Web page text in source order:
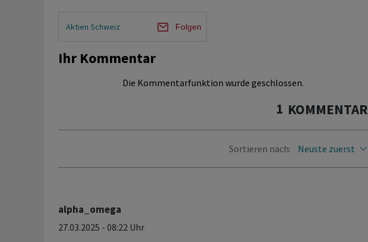
Aktien Schweiz Folgen
Ihr Kommentar
Die Kommentarfunktion wurde geschlossen.
1 KOMMENTAR
Sortieren nach: Neuste zuerst
alpha_omega
27.03.2025 - 08:22 Uhr